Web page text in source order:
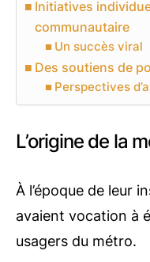
Initiatives
communautaire
Un succès viral
Des soutiens de
Perspectives
L’origine de la
À l’époque de leur
avaient vocation à
usagers du métro.